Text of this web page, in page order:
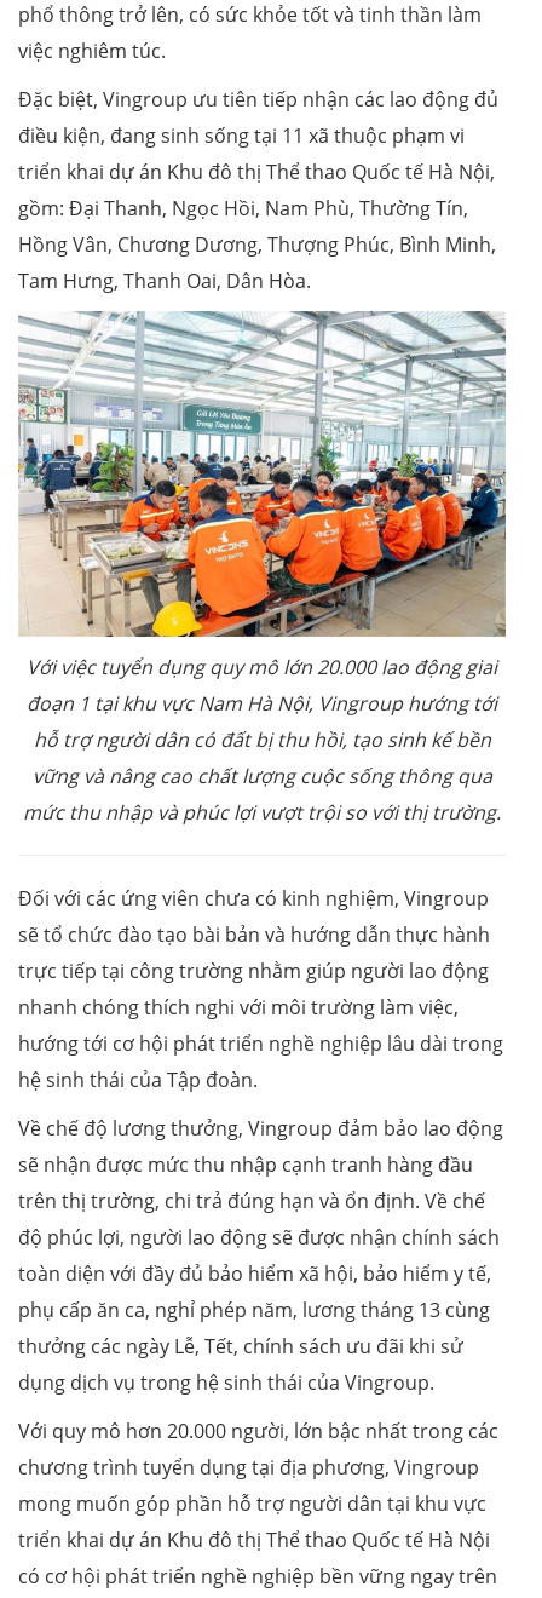
phổ thông trở lên, có sức khỏe tốt và tinh thần làm
việc nghiêm túc.
Đặc biệt, Vingroup ưu tiên tiếp nhận các lao động đủ
điều kiện, đang sinh sống tại 11 xã thuộc phạm vi
triển khai dự án Khu đô thị Thể thao Quốc tế Hà Nội,
gồm: Đại Thanh, Ngọc Hồi, Nam Phù, Thường Tín,
Hồng Vân, Chương Dương, Thượng Phúc, Bình Minh,
Tam Hưng, Thanh Oai, Dân Hòa.
Với việc tuyển dụng quy mô lớn 20.000 lao động giai
đoạn 1 tại khu vực Nam Hà Nội, Vingroup hướng tới
hỗ trợ người dân có đất bị thu hồi, tạo sinh kế bền
vững và nâng cao chất lượng cuộc sống thông qua
mức thu nhập và phúc lợi vượt trội so với thị trường.
Đối với các ứng viên chưa có kinh nghiệm, Vingroup
sẽ tổ chức đào tạo bài bản và hướng dẫn thực hành
trực tiếp tại công trường nhằm giúp người lao động
nhanh chóng thích nghi với môi trường làm việc,
hướng tới cơ hội phát triển nghề nghiệp lâu dài trong
hệ sinh thái của Tập đoàn.
Về chế độ lương thưởng, Vingroup đảm bảo lao động
sẽ nhận được mức thu nhập cạnh tranh hàng đầu
trên thị trường, chi trả đúng hạn và ổn định. Về chế
độ phúc lợi, người lao động sẽ được nhận chính sách
toàn diện với đầy đủ bảo hiểm xã hội, bảo hiểm y tế,
phụ cấp ăn ca, nghỉ phép năm, lương tháng 13 cùng
thưởng các ngày Lễ, Tết, chính sách ưu đãi khi sử
dụng dịch vụ trong hệ sinh thái của Vingroup.
Với quy mô hơn 20.000 người, lớn bậc nhất trong các
chương trình tuyển dụng tại địa phương, Vingroup
mong muốn góp phần hỗ trợ người dân tại khu vực
triển khai dự án Khu đô thị Thể thao Quốc tế Hà Nội
có cơ hội phát triển nghề nghiệp bền vững ngay trên